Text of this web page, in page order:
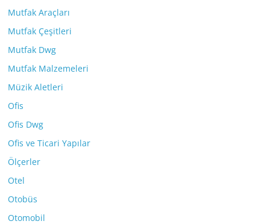
Mutfak Araçları
Mutfak Çeşitleri
Mutfak Dwg
Mutfak Malzemeleri
Müzik Aletleri
Ofis
Ofis Dwg
Ofis ve Ticari Yapılar
Ölçerler
Otel
Otobüs
Otomobil